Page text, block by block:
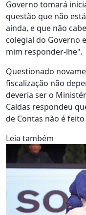
Governo tomará
questão que não
ainda, e que não
colegial do Governo
mim responder-lhe".
Questionado
fiscalização não
deveria ser o
Caldas respondeu
de Contas não é
Leia também